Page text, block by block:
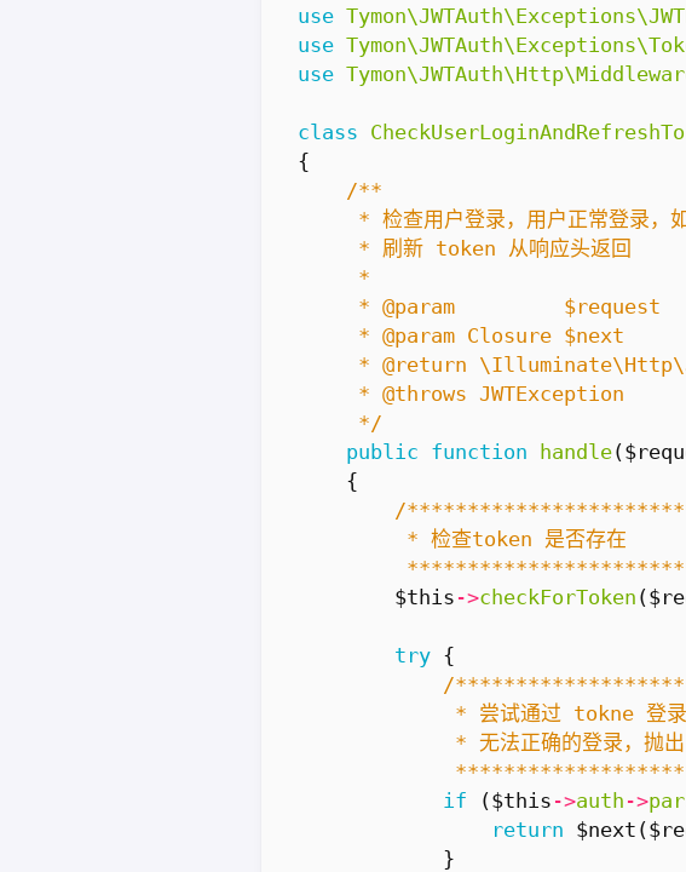
use
use
use
class
{
     */
public function handle(
{
$this ->checkForToken (
try {
if
($this ->auth ->
return $next (
}